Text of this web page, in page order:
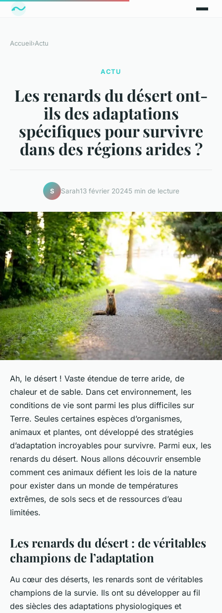
Accueil›Actu
ACTU
Les renards du désert ont-
ils des adaptations
spécifiques pour survivre
dans des régions arides ?
S Sarah13 février 20245 min de lecture
Ah, le désert ! Vaste étendue de terre aride, de
chaleur et de sable. Dans cet environnement, les
conditions de vie sont parmi les plus difficiles sur
Terre. Seules certaines espèces d’organismes,
animaux et plantes, ont développé des stratégies
d’adaptation incroyables pour survivre. Parmi eux, les
renards du désert. Nous allons découvrir ensemble
comment ces animaux défient les lois de la nature
pour exister dans un monde de températures
extrêmes, de sols secs et de ressources d’eau
limitées.
Les renards du désert : de véritables
champions de l’adaptation
Au cœur des déserts, les renards sont de véritables
champions de la survie. Ils ont su développer au fil
des siècles des adaptations physiologiques et